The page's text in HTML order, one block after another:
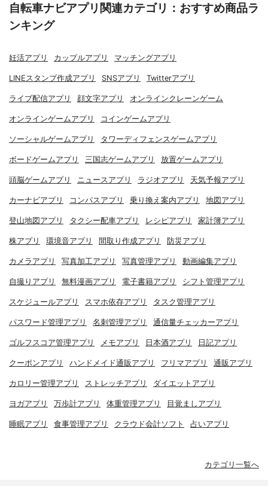
自転車ナビアプリ関連カテゴリ：おすすめ商品ラ
ンキング
妊活アプリ カップルアプリ マッチングアプリ
LINEスタンプ作成アプリ SNSアプリ Twitterアプリ
ライブ配信アプリ 顔文字アプリ オンラインクレーンゲーム
オンラインゲームアプリ コインゲームアプリ
ソーシャルゲームアプリ タワーディフェンスゲームアプリ
ボードゲームアプリ 三国志ゲームアプリ 放置ゲームアプリ
頭脳ゲームアプリ ニュースアプリ ラジオアプリ 天気予報アプリ
カーナビアプリ コンパスアプリ 乗り換え案内アプリ 地図アプリ
登山地図アプリ タクシー配車アプリ レシピアプリ 家計簿アプリ
株アプリ 環境音アプリ 間取り作成アプリ 防災アプリ
カメラアプリ 写真加工アプリ 写真管理アプリ 動画編集アプリ
自撮りアプリ 無料漫画アプリ 電子書籍アプリ シフト管理アプリ
スケジュールアプリ スマホ依存アプリ タスク管理アプリ
パスワード管理アプリ 名刺管理アプリ 通信量チェッカーアプリ
ゴルフスコア管理アプリ メモアプリ 日本酒アプリ 日記アプリ
クーポンアプリ ハンドメイド通販アプリ フリマアプリ 通販アプリ
カロリー管理アプリ ストレッチアプリ ダイエットアプリ
ヨガアプリ 万歩計アプリ 体重管理アプリ 目覚ましアプリ
睡眠アプリ 食事管理アプリ クラウド会計ソフト 占いアプリ
カテゴリ一覧へ